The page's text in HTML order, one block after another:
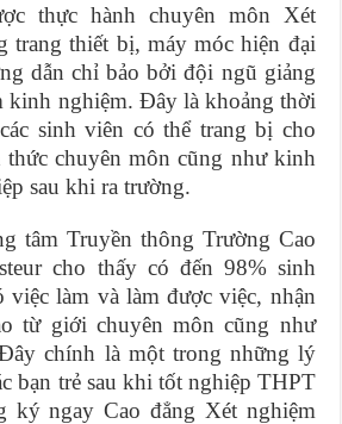
thực hành chuyên môn Xét
trang thiết bị, máy móc hiện đại
dẫn chỉ bảo bởi đội ngũ giảng
kinh nghiệm. Đây là khoảng thời
sinh viên có thể trang bị cho
chuyên môn cũng như kinh
sau khi ra trường.
tâm Truyền thông Trường Cao
cho thấy có đến 98% sinh
việc làm và làm được việc, nhận
từ giới chuyên môn cũng như
chính là một trong những lý
bạn trẻ sau khi tốt nghiệp THPT
ký ngay Cao đẳng Xét nghiệm